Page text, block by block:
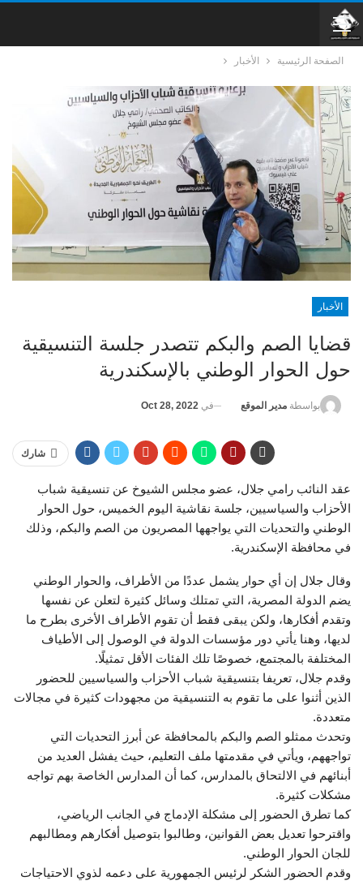
الصفحة الرئيسية الأخبار
الأخبار
قضايا الصم والبكم تتصدر جلسة التنسيقية
حول الحوار الوطني بالإسكندرية
بواسطة مدير الموقع في Oct 28, 2022
شارك
‏عقد النائب رامي جلال، عضو مجلس الشيوخ عن تنسيقية شباب
الأحزاب والسياسيين، جلسة نقاشية اليوم الخميس، حول الحوار
الوطني والتحديات التي يواجهها المصريون من الصم والبكم، وذلك
في محافظة الإسكندرية.
وقال جلال إن أي حوار يشمل عددًا من الأطراف، والحوار الوطني
يضم الدولة المصرية، التي تمتلك وسائل كثيرة لتعلن عن نفسها
وتقدم أفكارها، ولكن يبقى فقط أن تقوم الأطراف الأخرى بطرح ما
لديها، وهنا يأتي دور مؤسسات الدولة في الوصول إلى الأطياف
المختلفة بالمجتمع، خصوصًا تلك الفئات الأقل تمثيلًا.
وقدم جلال، تعريفا بتنسيقية شباب الأحزاب والسياسيين للحضور
الذين أثنوا على ما تقوم به التنسيقية من مجهودات كثيرة في مجالات
متعددة.
وتحدث ممثلو الصم والبكم بالمحافظة عن أبرز التحديات التي
تواجههم، ويأتي في مقدمتها ملف التعليم، حيث يفشل العديد من
أبنائهم في الالتحاق بالمدارس، كما أن المدارس الخاصة بهم تواجه
مشكلات كثيرة.
كما تطرق الحضور إلى مشكلة الإدماج في الجانب الرياضي،
واقترحوا تعديل بعض القوانين، وطالبوا بتوصيل أفكارهم ومطالبهم
للجان الحوار الوطني.
وقدم الحضور الشكر لرئيس الجمهورية على دعمه لذوي الاحتياجات